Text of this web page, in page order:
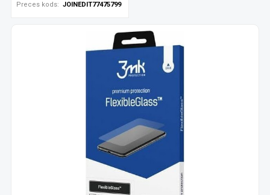
Preces kods: JOINEDIT77475799